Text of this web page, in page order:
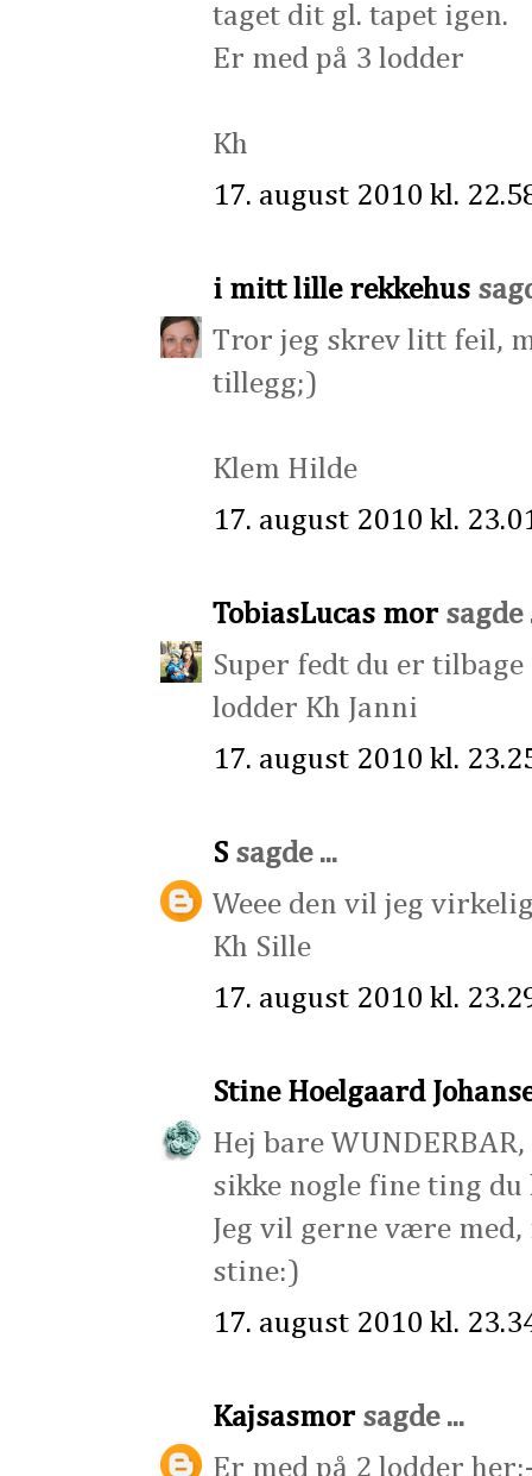
taget dit gl. tapet igen.
Er med på 3 lodder
Kh
17. august 2010 kl.
i mitt lille rekkehus
Tror jeg skrev litt feil,
tillegg;)
Klem Hilde
17. august 2010 kl.
TobiasLucas mor sagde
Super fedt du er
lodder Kh Janni
17. august 2010 kl.
S sagde ...
Weee den vil jeg
Kh Sille
17. august 2010 kl.
Stine Hoelgaard
Hej bare WUNDERBAR,
sikke nogle fine ting du
Jeg vil gerne være
stine:)
17. august 2010 kl.
Kajsasmor sagde ...
Er med på 2 lodder